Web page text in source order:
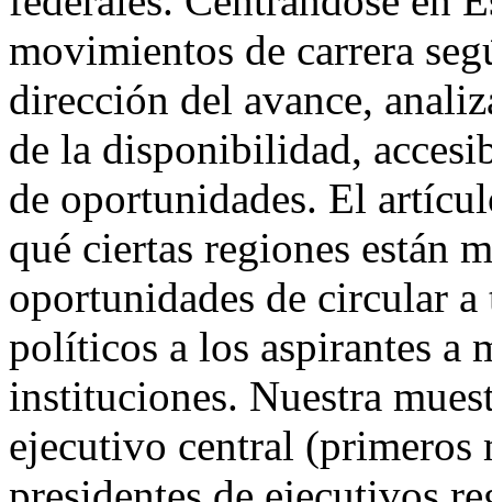
movimientos de carrera
dirección del avance,
de la disponibilidad,
de oportunidades. El
qué ciertas regiones están
oportunidades de circular
políticos a los aspirantes a
instituciones. Nuestra
ejecutivo central